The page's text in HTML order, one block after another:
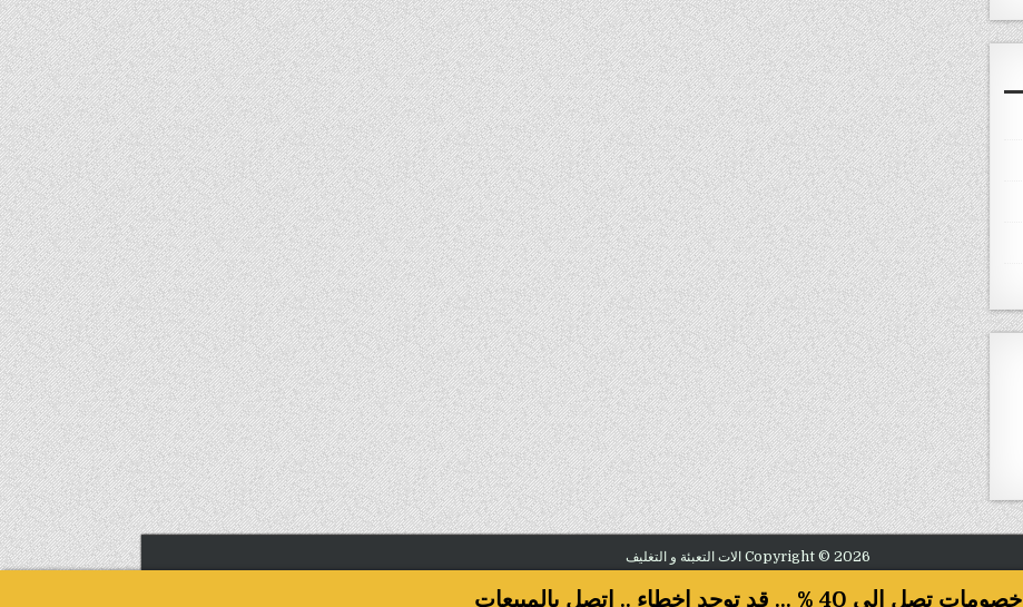
Copyright © 2026 الات التعبئة و التغليف
Design by ThemesDNA.com
خصومات تصل الى 40 % ... قد توجد اخطاء .. اتصل بالمبيعات